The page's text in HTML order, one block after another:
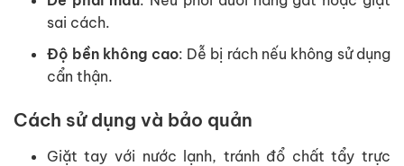
sai cách.
Độ bền không cao: Dễ bị rách nếu không sử dụng
cẩn thận.
Cách sử dụng và bảo quản
Giặt tay với nước lạnh, tránh đổ chất tẩy trực